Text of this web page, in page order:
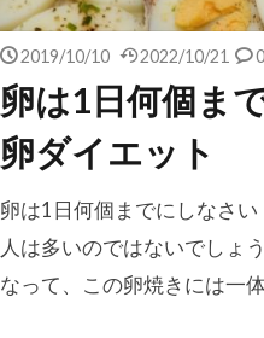
2019/10/10 2022/10/21
卵は1日何個ま
卵ダイエット
卵は1日何個までにしなさ
人は多いのではないでしょ
なって、この卵焼きには一